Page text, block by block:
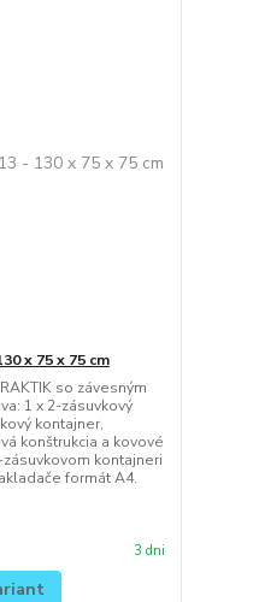
x 75 x 75 cm
so závesným
1 x 2-zásuvkový
kontajner,
konštrukcia a kovové
zásuvkovom kontajneri
formát A4.
3 dni